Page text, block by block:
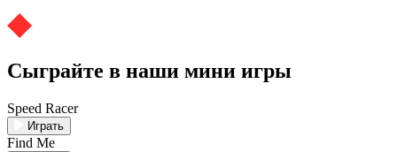
Сыграйте в наши мини игры
Speed Racer
Играть
Find Me